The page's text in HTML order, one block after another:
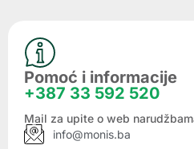
Pomoć i informacije
+387 33 592 520
Mail za upite o web
info@monis.ba